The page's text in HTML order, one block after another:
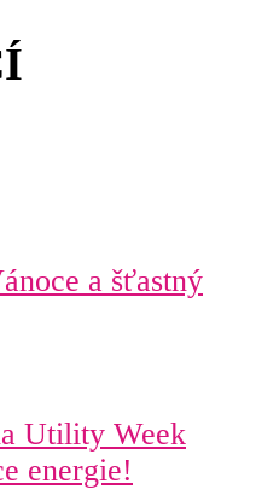
a šťastný
Utility Week
energie!